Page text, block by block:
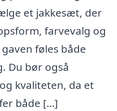
et jakkesæt, der
farvevalg og
føles både
Du bør også
kvaliteten, da et
både […]